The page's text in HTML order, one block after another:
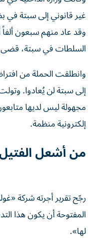
غير قانوني إلى سبتة في
وقد عاد منهم سبعون
السلطات في سبتة، قضى 100 شخص معظمهم غرقاً.
وانطلقت الحملة من
إلى سبتة لن يُعادوا.
مجهولة ليس لديها
إلكترونية منظمة.
من أشعل
رجّح تقرير أجرته شركة
المفتوحة أن يكون هذا
لها».